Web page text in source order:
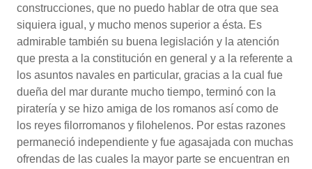
construcciones, que no puedo hablar de otra que sea
siquiera igual, y mucho menos superior a ésta. Es
admirable también su buena legislación y la atención
que presta a la constitución en general y a la referente a
los asuntos navales en particular, gracias a la cual fue
dueña del mar durante mucho tiempo, terminó con la
piratería y se hizo amiga de los romanos así como de
los reyes filorromanos y filohelenos. Por estas razones
permaneció independiente y fue agasajada con muchas
ofrendas de las cuales la mayor parte se encuentran en